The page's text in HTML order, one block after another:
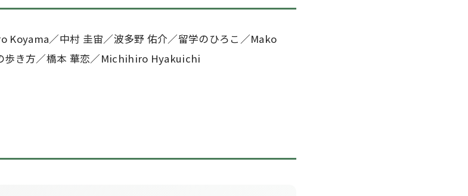
Koyama／中村 圭宙／波多野 佑介／留学のひろこ／Mako
歩き方／橋本 華恋／Michihiro Hyakuichi